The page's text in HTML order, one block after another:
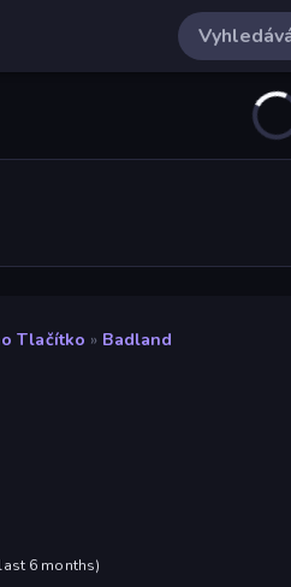
Tlačítko » Badland
6 months)